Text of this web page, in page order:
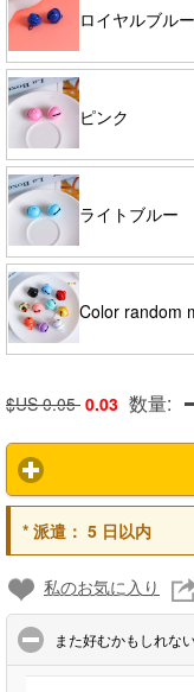
ロイヤルブルー
ピンク
ライトブルー
Color random
hair
$US 0.05 0.03 数量:
*派遣： 5 日以内
私のお気に入り
また好むかもしれな